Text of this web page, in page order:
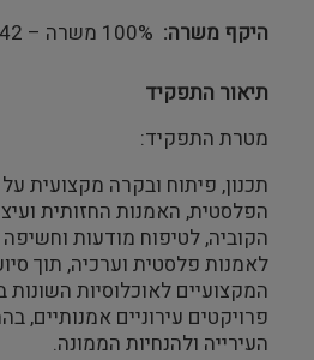
היקף משרה 100% משרה – 42 ש"ש
תיאור התפקיד
מטרת התפקיד:
תכנון, פיתוח ובקרה מקצועית
הפלסטית, האמנות החזותית
הקוביה, לטיפוח מודעות
לאמנות פלסטית וערכיה, תוך
המקצועיים לאוכלוסיות השונות
פרויקטים עירוניים אמנותיים,
העירייה ולהנחיות הממונה.